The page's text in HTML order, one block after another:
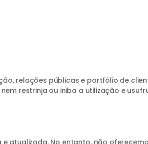
relações públicas e portfólio de
restrinja ou iniba a utilização e